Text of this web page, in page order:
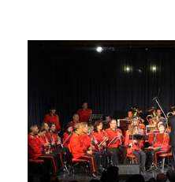
2015
2011
2010
2006